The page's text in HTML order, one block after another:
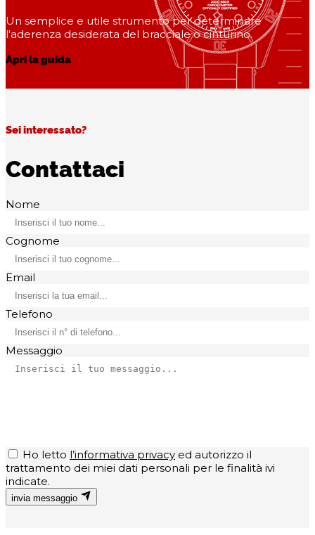
Un semplice e utile strumento per determinare
l'aderenza desiderata del bracciale o cinturino.
Apri la guida
Sei interessato?
Contattaci
Nome
Cognome
Email
Telefono
Messaggio
Ho letto l’informativa privacy ed autorizzo il
trattamento dei miei dati personali per le finalità ivi
indicate.
invia messaggio